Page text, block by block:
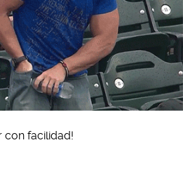
con facilidad!